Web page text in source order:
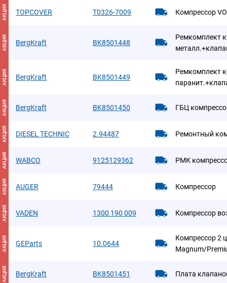
АКЦИЯ TOPCOVER T0326-7009 Компрессор
АКЦИЯ BergKraft BK8501448
Ремкомплект
АКЦИЯ BergKraft BK8501449
Ремкомплект
АКЦИЯ BergKraft BK8501450 ГБЦ
АКЦИЯ DIESEL TECHNIC 2.94487 Ремонтный
АКЦИЯ WABCO 9125129362 РМК
АКЦИЯ AUGER 79444 Компрессор
АКЦИЯ VADEN 1300 190 009 Компрессор
АКЦИЯ GEParts 10.0644
Компрессор 2
Magnum/
АКЦИЯ BergKraft BK8501451 Плата